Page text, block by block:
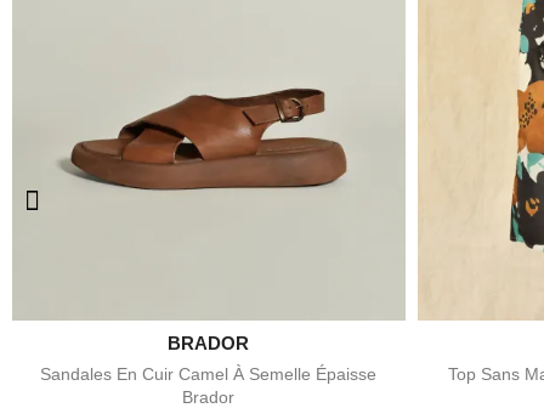
Aperçu rapide
BRADOR
Sandales En Cuir Camel À Semelle Épaisse
Brador
Top Sans